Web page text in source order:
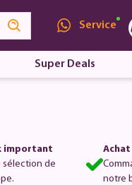
Service
Super Deals
important
sélection de
Achat
notre